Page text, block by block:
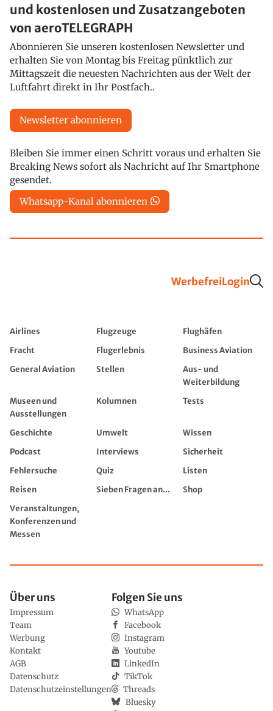
und kostenlosen und Zusatzangeboten
von aeroTELEGRAPH
Abonnieren Sie unseren kostenlosen Newsletter und
erhalten Sie von Montag bis Freitag pünktlich zur
Mittagszeit die neuesten Nachrichten aus der Welt der
Luftfahrt direkt in Ihr Postfach..
Newsletter abonnieren
Bleiben Sie immer einen Schritt voraus und erhalten Sie
Breaking News sofort als Nachricht auf Ihr Smartphone
gesendet.
Whatsapp-Kanal abonnieren
WerbefreiLogin
Airlines Flugzeuge
Flughäfen
Fracht
Flugerlebnis
Business Aviation
General Aviation
Stellen
Aus- und
Weiterbildung
Museen und
Ausstellungen
Kolumnen Tests
Geschichte Umwelt
Wissen
Podcast
Interviews
Sicherheit
Fehlersuche
Quiz
Listen
Reisen
Sieben Fragen an...
Shop
Veranstaltungen,
Konferenzen und
Messen
Über uns
Impressum
Team
Werbung
Kontakt
AGB
Datenschutz
Datenschutzeinstellungen
Folgen Sie uns
WhatsApp
Facebook
Instagram
Youtube
LinkedIn
TikTok
Threads
Bluesky